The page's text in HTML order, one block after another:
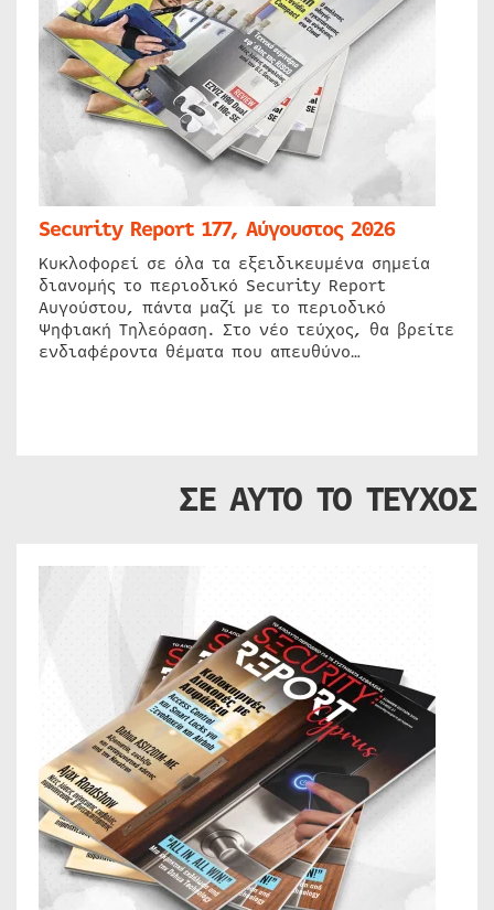
Security Report 177, Αύγουστος 2026
Κυκλοφορεί σε όλα τα εξειδικευμένα σημεία
διανομής το περιοδικό Security Report
Αυγούστου, πάντα μαζί με το περιοδικό
Ψηφιακή Τηλεόραση. Στο νέο τεύχος, θα βρείτε
ενδιαφέροντα θέματα που απευθύνο…
ΣΕ ΑΥΤΟ ΤΟ ΤΕΥΧΟΣ